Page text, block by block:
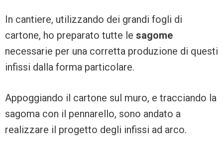
In cantiere, utilizzando dei grandi fogli di
cartone, ho preparato tutte le sagome
necessarie per una corretta produzione di questi
infissi dalla forma particolare.
Appoggiando il cartone sul muro, e tracciando la
sagoma con il pennarello, sono andato a
realizzare il progetto degli infissi ad arco.